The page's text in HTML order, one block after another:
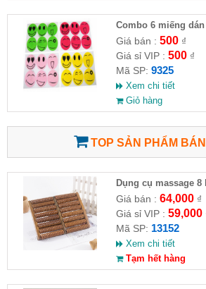
Combo 6 miếng
và côn trùng
Giá bán : 500₫
Giá sỉ VIP : 500₫
Mã SP: 9325
Xem chi tiết
Giỏ hàng
TOP SẢN PHẨM
Dụng cụ massage 8
Giá bán : 64,000₫
Giá sỉ VIP : 59,000
Mã SP: 13152
Xem chi tiết
Tạm hết hàng